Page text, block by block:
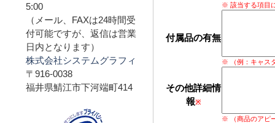
※ 該当する項目
付属品の有無
※ （例：キャス
その他詳細情
報※
※ （商品のアピ
5:00
（メール、FAXは24時間受
付可能ですが、返信は営業
日内となります）
株式会社システムグラフィ
〒916-0038
福井県鯖江市下河端町414